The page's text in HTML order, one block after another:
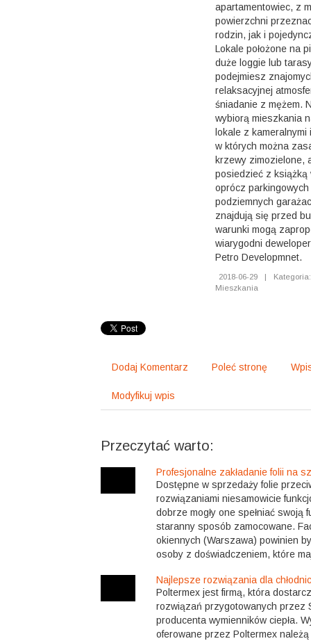
apartamentowiec, z
powierzchni
rodzin, jak i
Lokale położone na
duże loggie lub
podejmiesz
relaksacyjnej
śniadanie z mężem.
wybiorą mieszkania
lokale z
w których można
krzewy zimozielone,
posiedzieć z książką
oprócz parkingowych
podziemnych
znajdują się przed
warunki mogą
wiarygodni
Petro Developmnet.
2018-06-29 |
Mieszkania
Dodaj Komentarz Poleć stronę
Modyfikuj wpis
Przeczytać warto:
Profesjonalne zakładanie folii na
Dostępne w sprzedaży folie
rozwiązaniami niesamowicie
dobrze mogły one spełniać swoją
staranny sposób zamocowane.
okiennych (Warszawa) powinien
osoby z doświadczeniem, które
Najlepsze rozwiązania dla
Poltermex jest firmą, która
rozwiązań przygotowanych przez
producenta wymienników ciepła.
oferowane przez Poltermex